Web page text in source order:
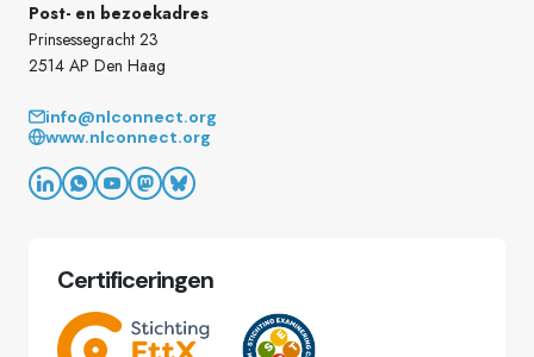
Post- en bezoekadres
Prinsessegracht 23
2514 AP Den Haag
info@nlconnect.org
www.nlconnect.org
Certificeringen